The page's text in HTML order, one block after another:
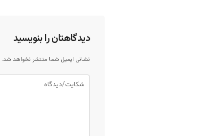
دیدگاهتان را بنویسید
نشانی ایمیل شما منتشر نخواهد شد.